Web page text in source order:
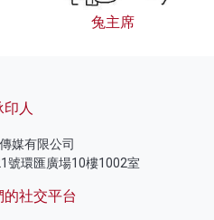
兔主席
印人
媒有限公司
號環匯廣場10樓1002室
社交平台